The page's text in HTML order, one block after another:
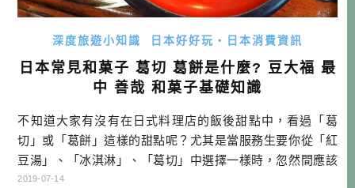
深度旅遊小知識 日本好好玩・日本消費資訊
日本常見和菓子 葛切 葛餅是什麼? 豆大福 最
中 善哉 和菓子基礎知識
不知道大家有沒有在日式料理店的飯後甜點中，看過「葛
切」或「葛餅」這樣的甜點呢？尤其是當服務生要你從「紅
豆湯」、「冰淇淋」、「葛切」中選擇一樣時，忽然間應該
很難從「葛切」名稱聯想到是哪種食物吧！其實就算是台灣
2019-07-14